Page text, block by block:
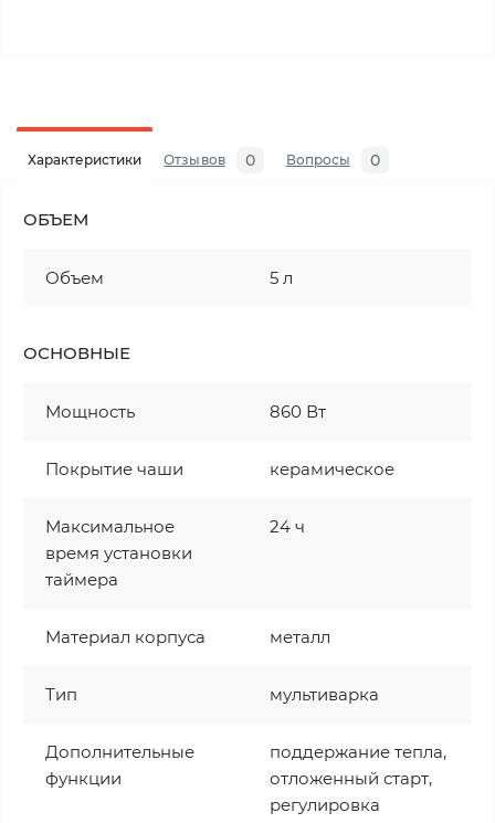
Характеристики Отзывов 0 Вопросы 0
ОБЪЕМ
Объем 5 л
ОСНОВНЫЕ
Мощность 860 Вт
Покрытие чаши керамическое
Максимальное
время установки
таймера
24 ч
Материал корпуса металл
Тип мультиварка
Дополнительные
функции
поддержание тепла,
отложенный старт,
регулировка